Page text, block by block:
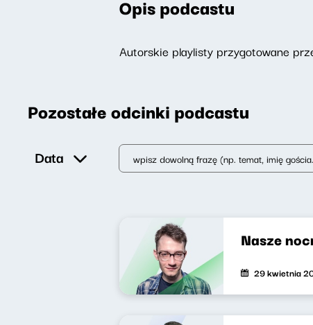
Opis podcastu
Autorskie playlisty przygotowane
Pozostałe odcinki podcastu
Data
Nasze
29 kwietnia